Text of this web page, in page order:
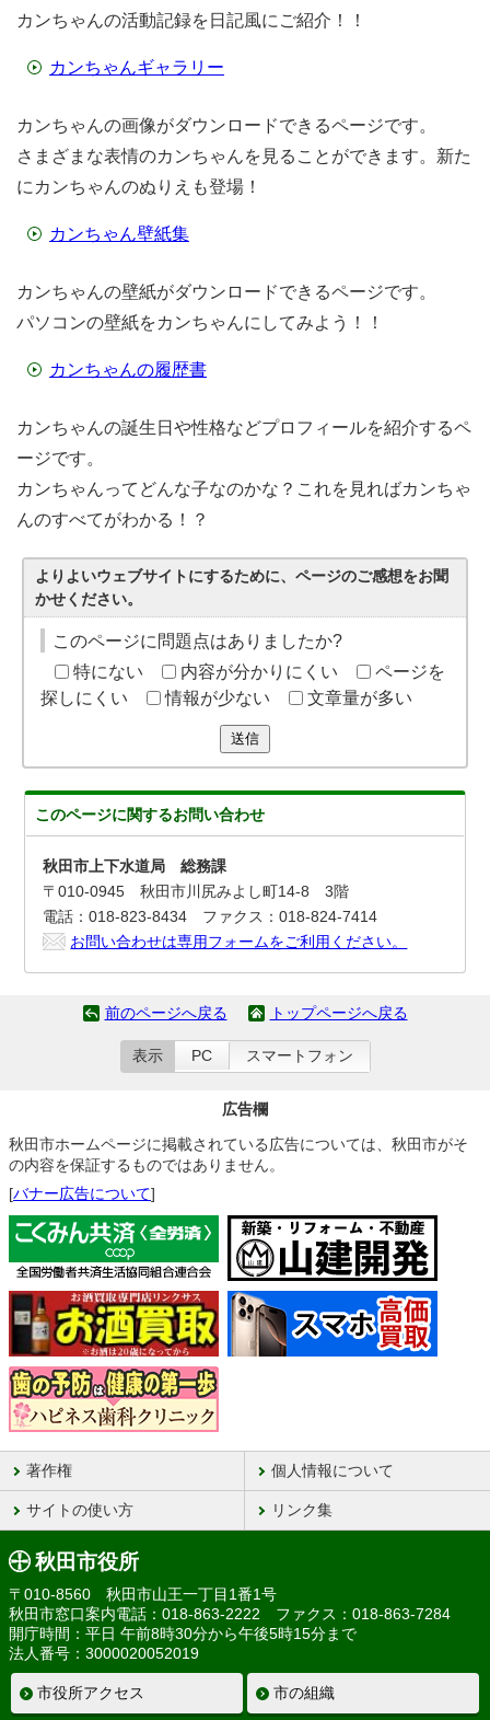
カンちゃんの活動記録を日記風にご紹介！！
カンちゃんギャラリー
カンちゃんの画像がダウンロードできるページです。
さまざまな表情のカンちゃんを見ることができます。新た
にカンちゃんのぬりえも登場！
カンちゃん壁紙集
カンちゃんの壁紙がダウンロードできるページです。
パソコンの壁紙をカンちゃんにしてみよう！！
カンちゃんの履歴書
カンちゃんの誕生日や性格などプロフィールを紹介するペ
ージです。
カンちゃんってどんな子なのかな？これを見ればカンちゃ
んのすべてがわかる！？
よりよいウェブサイトにするために、ページのご感想をお聞
かせください。
このページに問題点はありましたか?
特にない
内容が分かりにくい
ページを
探しにくい
情報が少ない 文章量が多い
送信
このページに関するお問い合わせ
秋田市上下水道局 総務課
〒010-0945 秋田市川尻みよし町14-8 3階
電話：018-823-8434 ファクス：018-824-7414
お問い合わせは専用フォームをご利用ください。
前のページへ戻る トップページへ戻る
表示 PC スマートフォン
広告欄
秋田市ホームページに掲載されている広告については、秋田市がそ
の内容を保証するものではありません。
[バナー広告について]
著作権 個人情報について
サイトの使い方 リンク集
秋田市役所
〒010-8560 秋田市山王一丁目1番1号
秋田市窓口案内電話：018-863-2222 ファクス：018-863-7284
開庁時間：平日 午前8時30分から午後5時15分まで
法人番号：3000020052019
市役所アクセス 市の組織